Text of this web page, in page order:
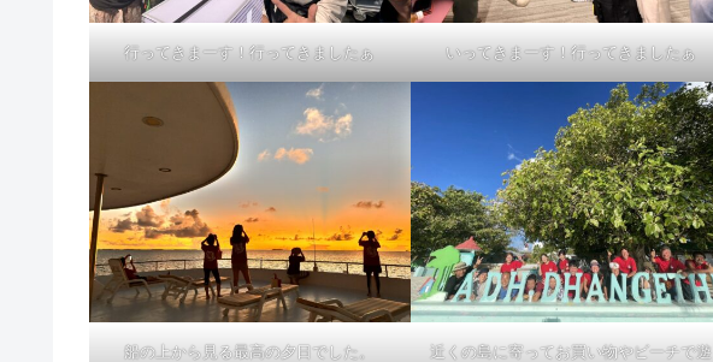
行ってきまーす！行ってきましたぁ いってきまーす！行ってきましたぁ
船の上から見る最高の夕日でした。
近くの島に寄ってお買い物やビーチで遊